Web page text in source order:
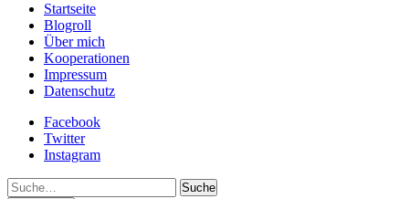
Startseite
Blogroll
Über mich
Kooperationen
Impressum
Datenschutz
Facebook
Twitter
Instagram
Suche